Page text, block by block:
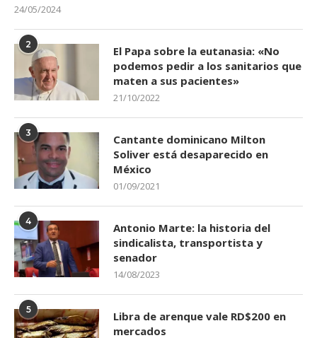
24/05/2024
2
El Papa sobre la eutanasia: «No
podemos pedir a los sanitarios que
maten a sus pacientes»
21/10/2022
3
Cantante dominicano Milton
Soliver está desaparecido en
México
01/09/2021
4
Antonio Marte: la historia del
sindicalista, transportista y
senador
14/08/2023
5
Libra de arenque vale RD$200 en
mercados